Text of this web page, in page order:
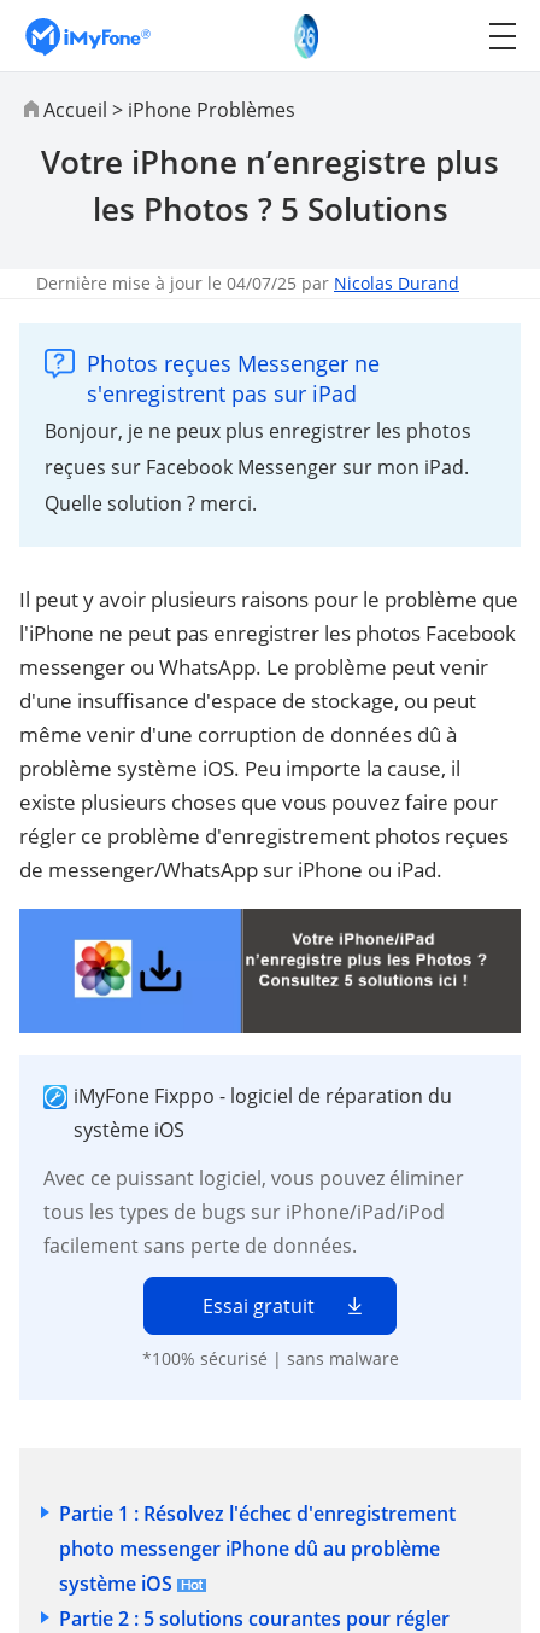
Accueil > iPhone Problèmes
Votre iPhone n’enregistre plus
les Photos ? 5 Solutions
Dernière mise à jour le 04/07/25 par Nicolas Durand
Photos reçues Messenger ne
s'enregistrent pas sur iPad
Bonjour, je ne peux plus enregistrer les photos
reçues sur Facebook Messenger sur mon iPad.
Quelle solution ? merci.
Il peut y avoir plusieurs raisons pour le problème que
l'iPhone ne peut pas enregistrer les photos Facebook
messenger ou WhatsApp. Le problème peut venir
d'une insuffisance d'espace de stockage, ou peut
même venir d'une corruption de données dû à
problème système iOS. Peu importe la cause, il
existe plusieurs choses que vous pouvez faire pour
régler ce problème d'enregistrement photos reçues
de messenger/WhatsApp sur iPhone ou iPad.
iMyFone Fixppo - logiciel de réparation du
système iOS
Avec ce puissant logiciel, vous pouvez éliminer
tous les types de bugs sur iPhone/iPad/iPod
facilement sans perte de données.
Essai gratuit
*100% sécurisé | sans malware
Partie 1 : Résolvez l'échec d'enregistrement
photo messenger iPhone dû au problème
système iOS
Partie 2 : 5 solutions courantes pour régler